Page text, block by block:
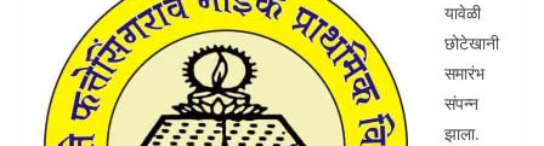
यावेळी
छोटेखानी
समारंभ
संपन्न
झाला.